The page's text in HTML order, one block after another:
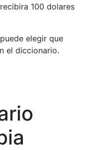
100 dolares
elegir que
el diccionario.